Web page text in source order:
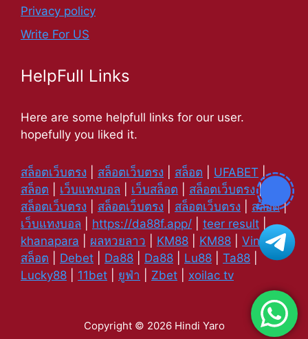
Privacy policy
Write For US
HelpFull Links
Here are some helpfull links for our user.
hopefully you liked it.
สล็อตเว็บตรง สล็อตเว็บตรง สล็อต UFABET |
สล็อต
เว็บแทงบอล เว็บสล็อต สล็อตเว็บตรง|
สล็อตเว็บตรง
สล็อตเว็บตรง สล็อตเว็บตรง สล็อต|
เว็บแทงบอล
https://da88f.app/ teer result
khanapara
ผลหวยลาว KM88 KM88 Vin88|
สล็อต
Debet Da88 Da88 Lu88 Ta88
Lucky88
11bet ยูฟ่า Zbet xoilac tv
Copyright © 2026 Hindi Yaro